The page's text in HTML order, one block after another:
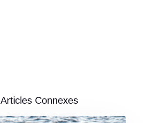
Articles Connexes